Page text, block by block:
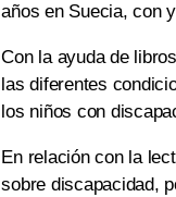
años en Suecia, con
Con la ayuda de
las diferentes
los niños con
En relación con la
sobre discapacidad,